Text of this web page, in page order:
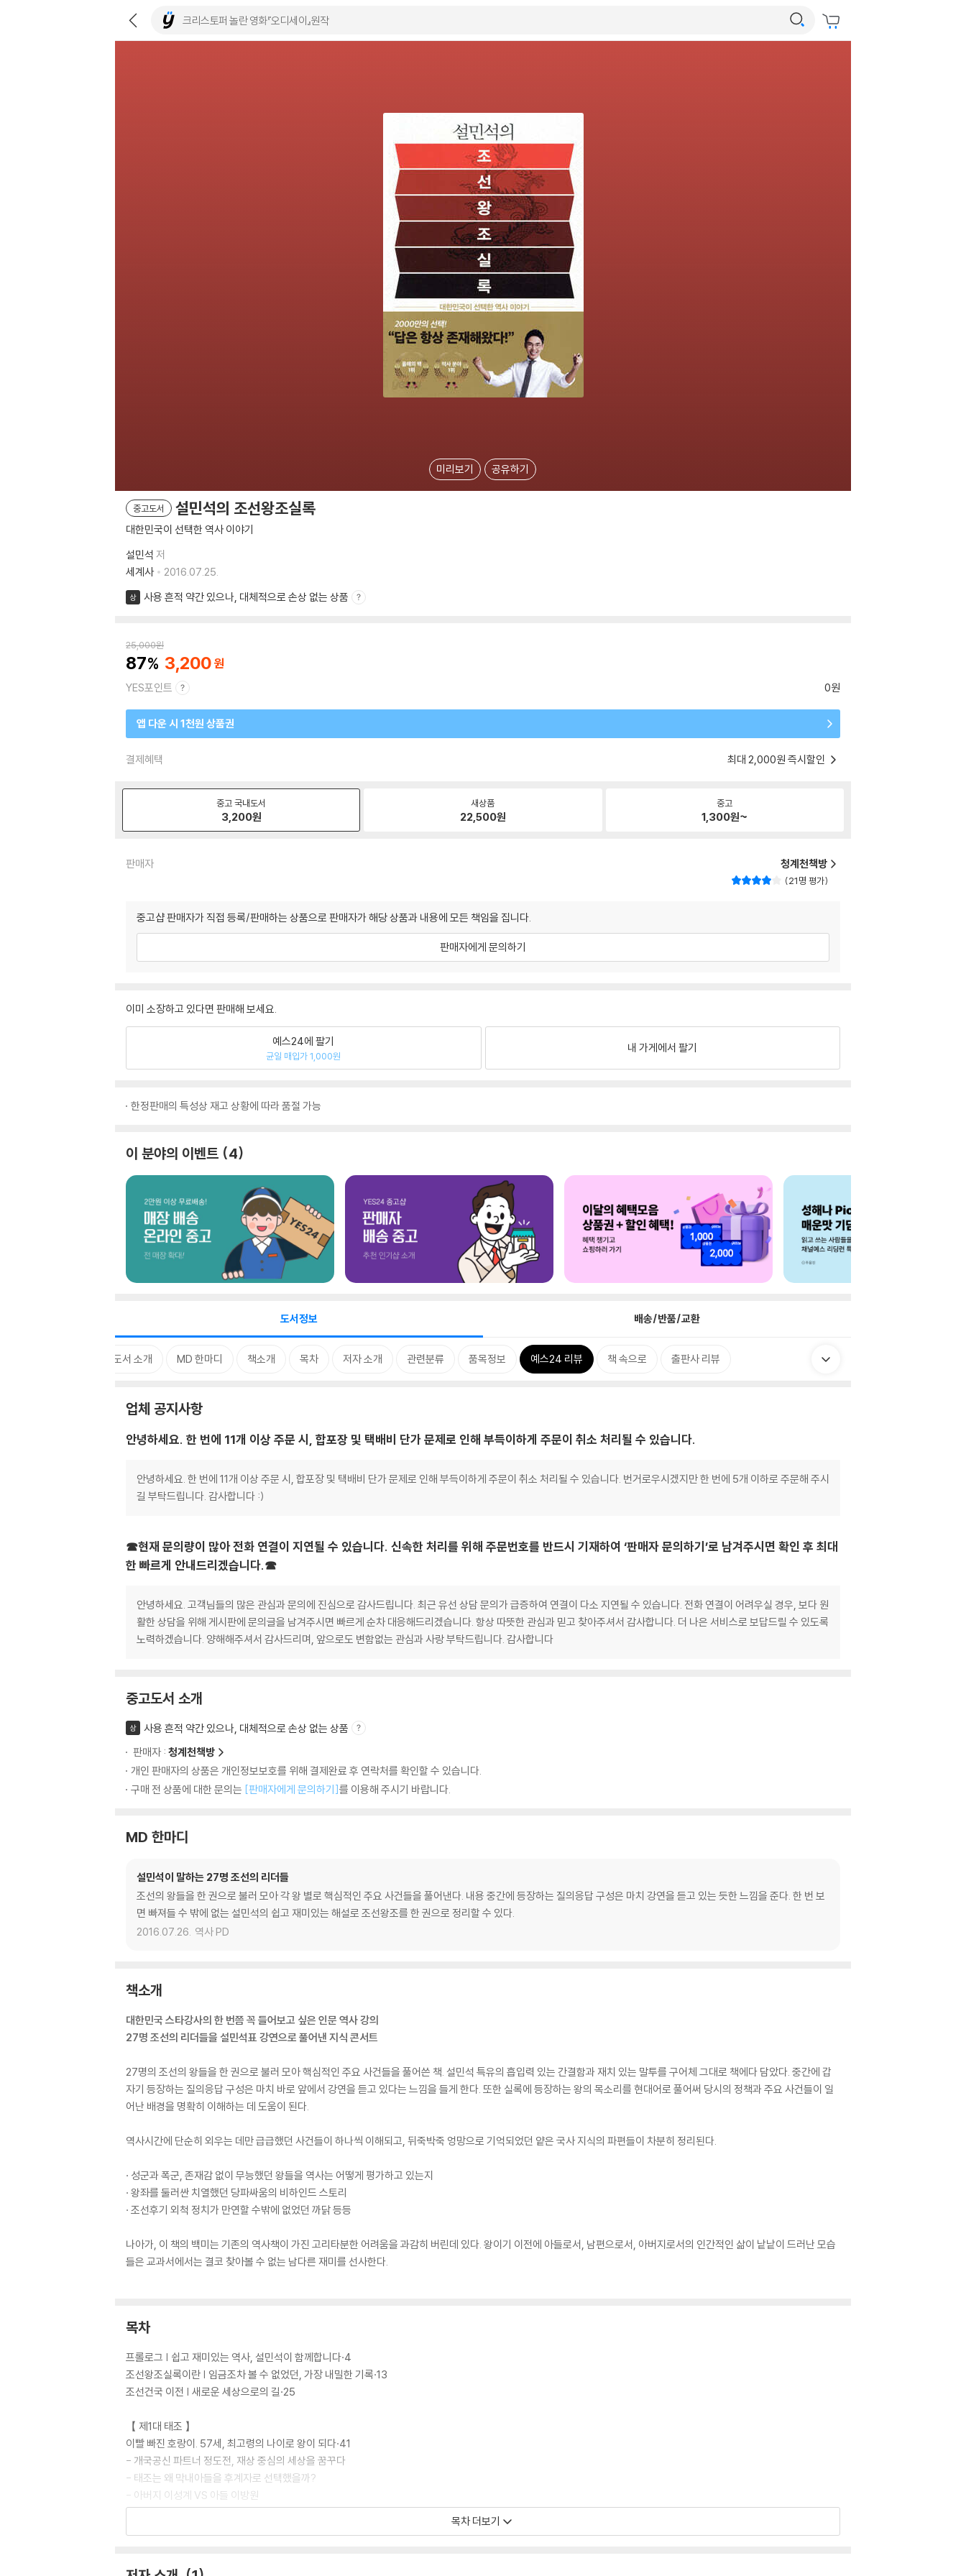
미리보기 공유하기
중고도서 설민석의 조선왕조실록
대한민국이 선택한 역사 이야기
설민석 저
세계사
2016.07.25.
상 사용 흔적 약간 있으나, 대체적으로 손상 없는 상품
25,000원
87 3,200
YES포인트 0원
앱 다운 시 1천원 상품권
결제혜택 최대 2,000원 즉시할인
중고 국내도서
3,200원
새상품
22,500원
중고
1,300원~
판매자 청계천책방
21명 평가
중고샵 판매자가 직접 등록/판매하는 상품으로 판매자가 해당 상품과 내용에 모든 책임을 집니다.
판매자에게 문의하기
이미 소장하고 있다면 판매해 보세요.
예스24에 팔기
균일 매입가 1,000원
내 가게에서 팔기
한정판매의 특성상 재고 상황에 따라 품절 가능
이 분야의 이벤트 4
도서정보 배송/반품/교환
중고도서 소개 MD 한마디 책소개 목차 저자 소개 관련분류 품목정보 예스24 리뷰 책 속으로 출판사 리뷰
업체 공지사항
안녕하세요. 한 번에 11개 이상 주문 시, 합포장 및 택배비 단가 문제로 인해 부득이하게 주문이 취소 처리될 수 있습니다.
안녕하세요. 한 번에 11개 이상 주문 시, 합포장 및 택배비 단가 문제로 인해 부득이하게 주문이 취소 처리될 수 있습니다. 번거로우시겠지만 한 번에 5개 이하로 주문해 주시
길 부탁드립니다. 감사합니다 :)
☎현재 문의량이 많아 전화 연결이 지연될 수 있습니다. 신속한 처리를 위해 주문번호를 반드시 기재하여 ‘판매자 문의하기’로 남겨주시면 확인 후 최대
한 빠르게 안내드리겠습니다.☎
안녕하세요. 고객님들의 많은 관심과 문의에 진심으로 감사드립니다. 최근 유선 상담 문의가 급증하여 연결이 다소 지연될 수 있습니다. 전화 연결이 어려우실 경우, 보다 원
활한 상담을 위해 게시판에 문의글을 남겨주시면 빠르게 순차 대응해드리겠습니다. 항상 따뜻한 관심과 믿고 찾아주셔서 감사합니다. 더 나은 서비스로 보답드릴 수 있도록
노력하겠습니다. 양해해주셔서 감사드리며, 앞으로도 변함없는 관심과 사랑 부탁드립니다. 감사합니다
중고도서 소개
상
사용 흔적 약간 있으나, 대체적으로 손상 없는 상품
판매자 : 청계천책방
개인 판매자의 상품은 개인정보보호를 위해 결제완료 후 연락처를 확인할 수 있습니다.
구매 전 상품에 대한 문의는 [판매자에게 문의하기]를 이용해 주시기 바랍니다.
MD 한마디
설민석이 말하는 27명 조선의 리더들
조선의 왕들을 한 권으로 불러 모아 각 왕 별로 핵심적인 주요 사건들을 풀어낸다. 내용 중간에 등장하는 질의응답 구성은 마치 강연을 듣고 있는 듯한 느낌을 준다. 한 번 보
면 빠져들 수 밖에 없는 설민석의 쉽고 재미있는 해설로 조선왕조를 한 권으로 정리할 수 있다.
2016.07.26. 역사 PD
책소개
대한민국 스타강사의 한 번쯤 꼭 들어보고 싶은 인문 역사 강의
27명 조선의 리더들을 설민석표 강연으로 풀어낸 지식 콘서트
27명의 조선의 왕들을 한 권으로 불러 모아 핵심적인 주요 사건들을 풀어쓴 책. 설민석 특유의 흡입력 있는 간결함과 재치 있는 말투를 구어체 그대로 책에다 담았다. 중간에 갑
자기 등장하는 질의응답 구성은 마치 바로 앞에서 강연을 듣고 있다는 느낌을 들게 한다. 또한 실록에 등장하는 왕의 목소리를 현대어로 풀어써 당시의 정책과 주요 사건들이 일
어난 배경을 명확히 이해하는 데 도움이 된다.
역사시간에 단순히 외우는 데만 급급했던 사건들이 하나씩 이해되고, 뒤죽박죽 엉망으로 기억되었던 얕은 국사 지식의 파편들이 차분히 정리된다.
· 성군과 폭군, 존재감 없이 무능했던 왕들을 역사는 어떻게 평가하고 있는지
· 왕좌를 둘러싼 치열했던 당파싸움의 비하인드 스토리
· 조선후기 외척 정치가 만연할 수밖에 없었던 까닭 등등
나아가, 이 책의 백미는 기존의 역사책이 가진 고리타분한 어려움을 과감히 버린데 있다. 왕이기 이전에 아들로서, 남편으로서, 아버지로서의 인간적인 삶이 낱낱이 드러난 모습
들은 교과서에서는 결코 찾아볼 수 없는 남다른 재미를 선사한다.
목차
프롤로그 | 쉽고 재미있는 역사, 설민석이 함께합니다·4
조선왕조실록이란 | 임금조차 볼 수 없었던, 가장 내밀한 기록·13
조선건국 이전 | 새로운 세상으로의 길·25
【 제1대 태조 】
이빨 빠진 호랑이. 57세, 최고령의 나이로 왕이 되다·41
- 개국공신 파트너 정도전, 재상 중심의 세상을 꿈꾸다
- 태조는 왜 막내아들을 후계자로 선택했을까?
- 아버지 이성계 VS 아들 이방원
목차 더보기